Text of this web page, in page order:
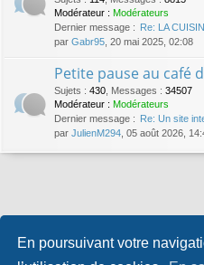
En poursuivant votre
Modérateur : Modérateurs
Dernier message : Re: LA
par Gabr95 , 20 mai 2025, 02:08
Petite pause au café
Sujets : 430 Messages : 34507
Modérateur : Modérateurs
Dernier message : Re: Un site
par JulienM294 , 05 août 2026,
Qui est en ligne
Utilisateurs parcourant ce forum : Aucun